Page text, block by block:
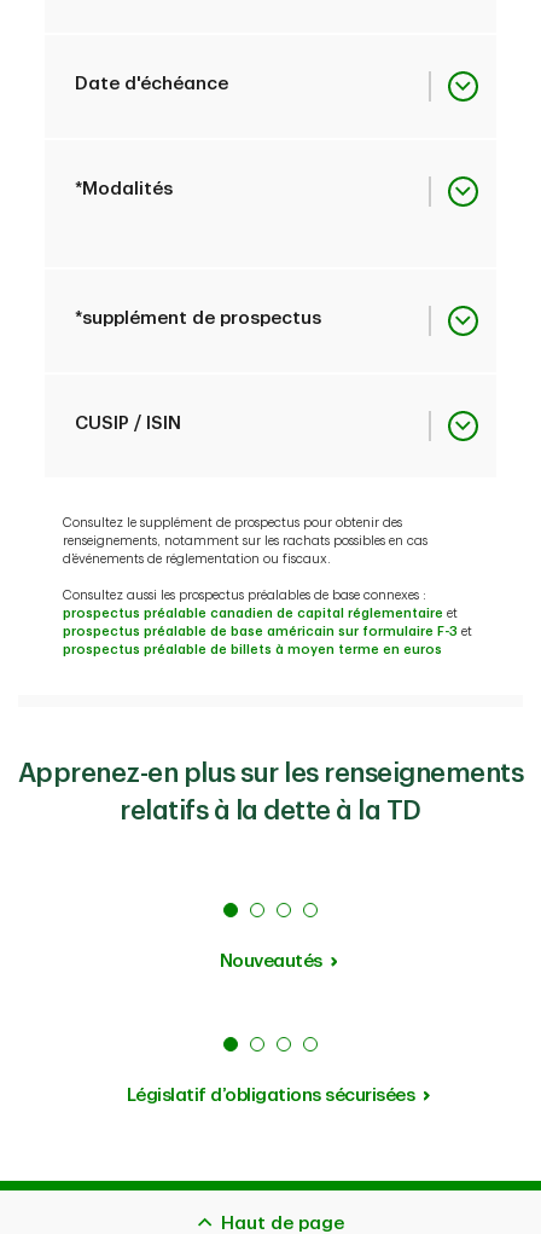
1
Date d'échéance
1
*Modalités
PDF
*supplément de prospectus
1
CUSIP / ISIN
1
285671485 /
XS2856714857
Consultez le supplément de prospectus pour obtenir des
renseignements, notamment sur les rachats possibles en cas
d’événements de réglementation ou fiscaux.
Consultez aussi les prospectus préalables de base connexes :
prospectus préalable canadien de capital réglementaire et
prospectus préalable de base américain sur formulaire F-3 et
prospectus préalable de billets à moyen terme en euros
Apprenez-en plus sur les renseignements
relatifs à la dette à la TD
Nouveautés
Législatif d’obligations sécurisées
Haut de page